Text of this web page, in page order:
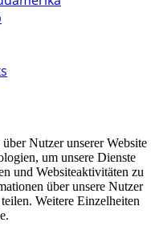
Nutzer unserer Website
um unsere Dienste
und Websiteaktivitäten zu
über unsere Nutzer
Weitere Einzelheiten